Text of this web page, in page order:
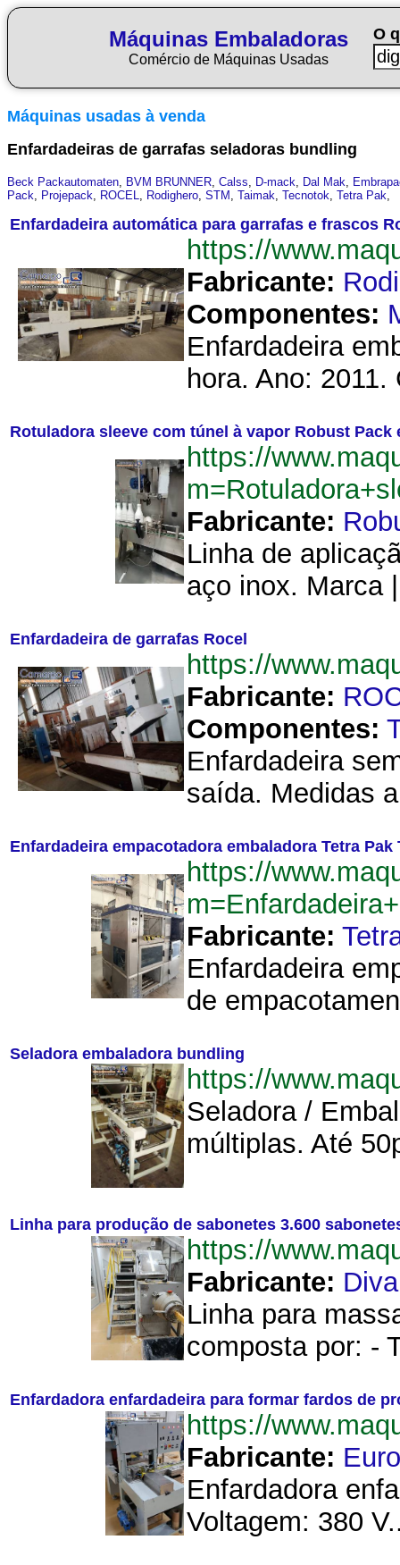
Máquinas Embaladoras
Comércio de Máquinas Usadas
O
Máquinas usadas à venda
Enfardadeiras de garrafas seladoras bundling
Beck Packautomaten, BVM BRUNNER, Calss, D-mack, Dal Mak,
Pack, Projepack, ROCEL, Rodighero, STM , Taimak, Tecnotok, Tetra Pak,
Enfardadeira automática para garrafas e frascos
https://
Fabricante:
Componentes:
Enfardadeira
hora. Ano:
Rotuladora sleeve com túnel à vapor Robust
https://
Fabricante:
Linha de
aço inox. Marca
Enfardadeira de garrafas Rocel
https://
Fabricante:
Componentes:
Enfardadeira
saída. Medidas
Enfardadeira empacotadora embaladora Tetra
https://
Fabricante:
Enfardadeira
de
Seladora embaladora bundling
https://
Seladora /
múltiplas. Até
Linha para produção de sabonetes 3.600
https://
Fabricante:
Linha para
composta por: -
Enfardadora enfardadeira para formar fardos de
https://
Fabricante:
Enfardadora
Voltagem: 380